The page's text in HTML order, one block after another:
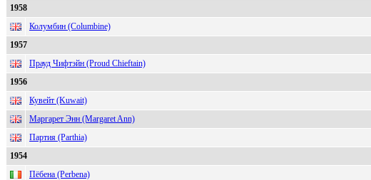
1958
Колумбин (Columbine)
1957
Прауд Чифтэйн (Proud Chieftain)
1956
Кувейт (Kuwait)
Маргарет Энн (Margaret Ann)
Партия (Parthia)
1954
Пёбена (Perbena)